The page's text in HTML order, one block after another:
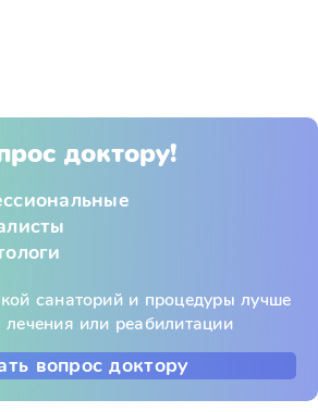
доктору!
санаторий и процедуры лучше
или реабилитации
вопрос доктору